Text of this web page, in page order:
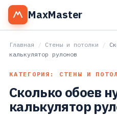
MaxMaster
Главная / Стены и потолки /
калькулятор рулонов
КАТЕГОРИЯ: СТЕНЫ И
Сколько обоев
калькулятор